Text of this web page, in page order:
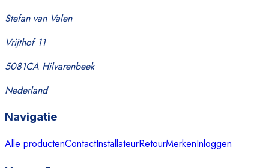
Stefan van Valen
Vrijthof 11
5081CA Hilvarenbeek
Nederland
Navigatie
Alle productenContactInstallateurRetourMerkenInloggen